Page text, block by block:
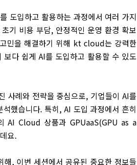
도입하고 활용하는 과정에서 여러 가지
기 비용 부담, 안정적인 운영 환경 확보
민을 해결하기 위해 kt cloud는 강력한
다 쉽게 AI를 도입하고 활용할 수 있도
례와 전략을 중심으로, 기업들이 AI를
했습니다. 특히, AI 도입 과정에서 흔히
AI Cloud 상품과 GPUaaS(GPU as a
요.
, 이번 세션에서 공유된 중요한 정보들